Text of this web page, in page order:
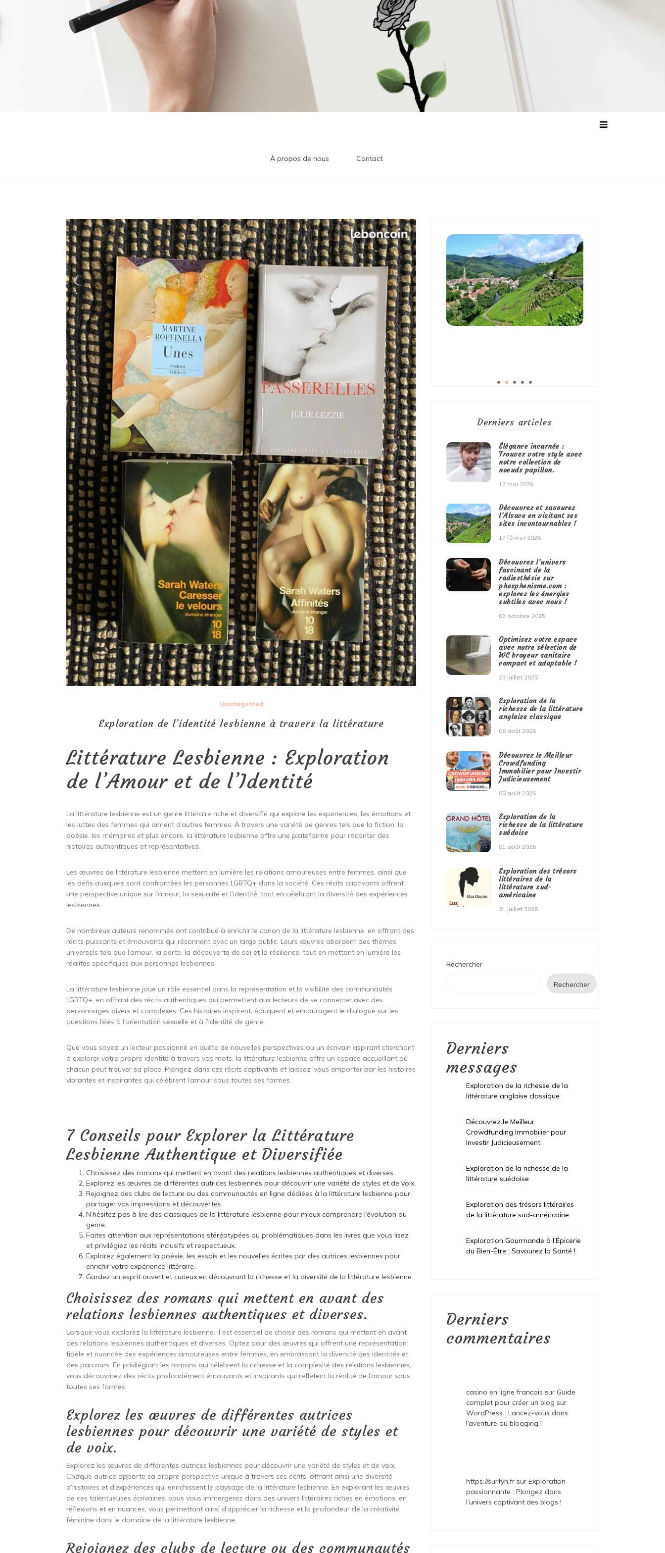
À propos de nous Contact
Uncategorized
Exploration de l’identité lesbienne à travers la littérature
Littérature Lesbienne : Exploration
de l’Amour et de l’Identité
La littérature lesbienne est un genre littéraire riche et diversifié qui explore les expériences, les émotions et
les luttes des femmes qui aiment d’autres femmes. À travers une variété de genres tels que la fiction, la
poésie, les mémoires et plus encore, la littérature lesbienne offre une plateforme pour raconter des
histoires authentiques et représentatives.
Les œuvres de littérature lesbienne mettent en lumière les relations amoureuses entre femmes, ainsi que
les défis auxquels sont confrontées les personnes LGBTQ+ dans la société. Ces récits captivants offrent
une perspective unique sur l’amour, la sexualité et l’identité, tout en célébrant la diversité des expériences
lesbiennes.
De nombreux auteurs renommés ont contribué à enrichir le canon de la littérature lesbienne, en offrant des
récits puissants et émouvants qui résonnent avec un large public. Leurs œuvres abordent des thèmes
universels tels que l’amour, la perte, la découverte de soi et la résilience, tout en mettant en lumière les
réalités spécifiques aux personnes lesbiennes.
La littérature lesbienne joue un rôle essentiel dans la représentation et la visibilité des communautés
LGBTQ+, en offrant des récits authentiques qui permettent aux lecteurs de se connecter avec des
personnages divers et complexes. Ces histoires inspirent, éduquent et encouragent le dialogue sur les
questions liées à l’orientation sexuelle et à l’identité de genre.
Que vous soyez un lecteur passionné en quête de nouvelles perspectives ou un écrivain aspirant cherchant
à explorer votre propre identité à travers vos mots, la littérature lesbienne offre un espace accueillant où
chacun peut trouver sa place. Plongez dans ces récits captivants et laissez-vous emporter par les histoires
vibrantes et inspirantes qui célèbrent l’amour sous toutes ses formes.
7 Conseils pour Explorer la Littérature
Lesbienne Authentique et Diversifiée
Choisissez des romans qui mettent en avant des relations lesbiennes authentiques et diverses.
Explorez les œuvres de différentes autrices lesbiennes pour découvrir une variété de styles et de voix.
Rejoignez des clubs de lecture ou des communautés en ligne dédiées à la littérature lesbienne pour
partager vos impressions et découvertes.
N’hésitez pas à lire des classiques de la littérature lesbienne pour mieux comprendre l’évolution du
genre.
Faites attention aux représentations stéréotypées ou problématiques dans les livres que vous lisez
et privilégiez les récits inclusifs et respectueux.
Explorez également la poésie, les essais et les nouvelles écrites par des autrices lesbiennes pour
enrichir votre expérience littéraire.
Gardez un esprit ouvert et curieux en découvrant la richesse et la diversité de la littérature lesbienne.
Choisissez des romans qui mettent en avant des
relations lesbiennes authentiques et diverses.
Lorsque vous explorez la littérature lesbienne, il est essentiel de choisir des romans qui mettent en avant
des relations lesbiennes authentiques et diverses. Optez pour des œuvres qui offrent une représentation
fidèle et nuancée des expériences amoureuses entre femmes, en embrassant la diversité des identités et
des parcours. En privilégiant les romans qui célèbrent la richesse et la complexité des relations lesbiennes,
vous découvrirez des récits profondément émouvants et inspirants qui reflètent la réalité de l’amour sous
toutes ses formes.
Explorez les œuvres de différentes autrices
lesbiennes pour découvrir une variété de styles et
de voix.
Explorez les œuvres de différentes autrices lesbiennes pour découvrir une variété de styles et de voix.
Chaque autrice apporte sa propre perspective unique à travers ses écrits, offrant ainsi une diversité
d’histoires et d’expériences qui enrichissent le paysage de la littérature lesbienne. En explorant les œuvres
de ces talentueuses écrivaines, vous vous immergerez dans des univers littéraires riches en émotions, en
réflexions et en nuances, vous permettant ainsi d’apprécier la richesse et la profondeur de la créativité
féminine dans le domaine de la littérature lesbienne.
Rejoignez des clubs de lecture ou des communautés
Derniers articles
Élégance incarnée :
Trouvez votre style avec
notre collection de
noeuds papillon.
12 mai 2026
Découvrez et savourez
l’Alsace en visitant ses
sites incontournables !
17 février 2026
Découvrez l’univers
fascinant de la
radiesthésie sur
phosphenisme.com :
explorez les énergies
subtiles avec nous !
03 octobre 2025
Optimisez votre espace
avec notre sélection de
WC broyeur sanitaire
compact et adaptable !
23 juillet 2025
Exploration de la
richesse de la littérature
anglaise classique
06 août 2026
Découvrez le Meilleur
Crowdfunding
Immobilier pour Investir
Judicieusement
05 août 2026
Exploration de la
richesse de la littérature
suédoise
01 août 2026
Exploration des trésors
littéraires de la
littérature sud-
américaine
31 juillet 2026
Rechercher
Rechercher
Derniers
messages
Exploration de la richesse de la
littérature anglaise classique
Découvrez le Meilleur
Crowdfunding Immobilier pour
Investir Judicieusement
Exploration de la richesse de la
littérature suédoise
Exploration des trésors littéraires
de la littérature sud-américaine
Exploration Gourmande à l’Épicerie
du Bien-Être : Savourez la Santé !
Derniers
commentaires
casino en ligne francais sur Guide
complet pour créer un blog sur
WordPress : Lancez-vous dans
l’aventure du blogging !
https://surfyn.fr surExploration
passionnante : Plongez dans
l’univers captivant des blogs !